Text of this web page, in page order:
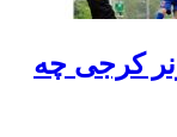
کرجی چه